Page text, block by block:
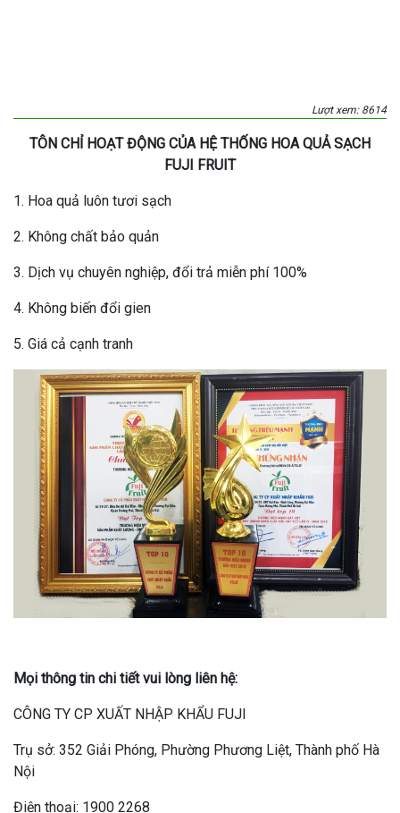
Lượt xem: 8614
TÔN CHỈ HOẠT ĐỘNG CỦA HỆ THỐNG HOA QUẢ SẠCH
FUJI FRUIT
1. Hoa quả luôn tươi sạch
2. Không chất bảo quản
3. Dịch vụ chuyên nghiệp, đổi trả miễn phí 100%
4. Không biến đổi gien
5. Giá cả cạnh tranh
Mọi thông tin chi tiết vui lòng liên hệ:
CÔNG TY CP XUẤT NHẬP KHẨU FUJI
Trụ sở: 352 Giải Phóng, Phường Phương Liệt, Thành phố Hà
Nội
Điện thoại: 1900 2268